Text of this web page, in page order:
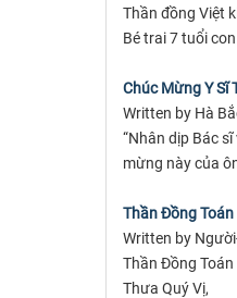
Thần đồng Việt
Bé trai 7 tuổi
Chúc Mừng Y Sĩ
Written by Hà
“Nhân dịp Bác
mừng này của
Thần Đồng
Written by
Thần Đồng Toán
Thưa Quý Vị,